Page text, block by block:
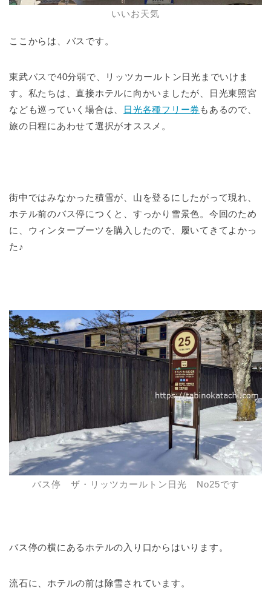
いいお天気
ここからは、バスです。
東武バスで40分弱で、リッツカールトン日光までいけま
す。私たちは、直接ホテルに向かいましたが、日光東照宮
なども巡っていく場合は、
日光各種フリー券 もあるので、
旅の日程にあわせて選択がオススメ。
街中ではみなかった積雪が、山を登るにしたがって現れ、
ホテル前のバス停につくと、すっかり雪景色。今回のため
に、ウィンターブーツを購入したので、履いてきてよかっ
た♪
バス停 ザ・リッツカールトン日光 No25です
バス停の横にあるホテルの入り口からはいります。
流石に、ホテルの前は除雪されています。